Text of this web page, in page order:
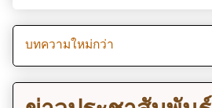
บทความใหม่กว่า